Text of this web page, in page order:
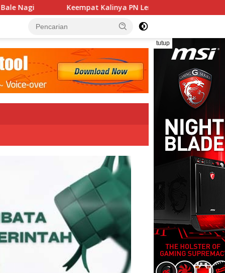
PN Lembata Kabulkan Eksepsi, Kado Songsong
tutup